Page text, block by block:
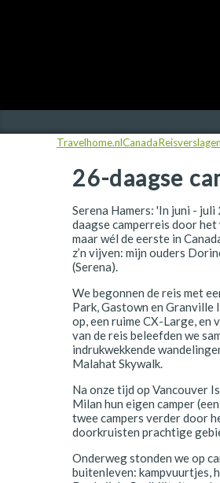
IJsland
Nederland
Nieuw-Zeeland
Noorwegen
Portugal
Schotland
Travelhome.nlCanadaReisverslagen
26-daagse
Serena Hamers: 'In juni -
daagse camperreis door
maar wél de eerste in
z’n vijven: mijn ouders
(Serena).
We begonnen de reis met
Park, Gastown en Granville
op, een ruime CX-Large, en
van de reis beleefden we
indrukwekkende
Malahat Skywalk.
Na onze tijd op Vancouver
Milan hun eigen camper
twee campers verder door
doorkruisten prachtige
Onderweg stonden we op
buitenleven: kampvuurtjes,